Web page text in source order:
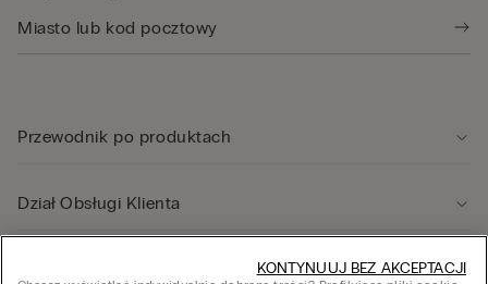
Przewodnik po produktach
Dział Obsługi Klienta
KONTYNUUJ BEZ AKCEPTACJI